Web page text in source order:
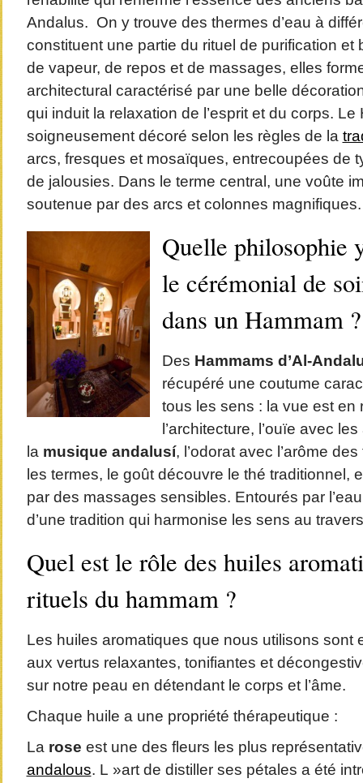
Andalus. On y trouve des thermes d’eau à
constituent une partie du rituel de purification et
de vapeur, de repos et de massages, elles
architectural caractérisé par une belle
qui induit la relaxation de l’esprit et du corps. Le
soigneusement décoré selon les règles de la
arcs, fresques et mosaïques, entrecoupées de
de jalousies. Dans le terme central, une voûte
soutenue par des arcs et colonnes magnifiques.
Quelle philosophie
le cérémonial de
dans un Hammam ?
Des Hammams d’Al-
récupéré une coutume
tous les sens : la vue est en
l’architecture, l’ouïe avec
la musique andalusí, l’odorat avec l’arôme
les termes, le goût découvre le thé traditionnel,
par des massages sensibles. Entourés par
d’une tradition qui harmonise les sens au
Quel est le rôle des huiles
rituels du hammam ?
Les huiles aromatiques que nous utilisons sont
aux vertus relaxantes, tonifiantes et
sur notre peau en détendant le corps et l’âme.
Chaque huile a une propriété thérapeutique :
La rose est une des fleurs les plus
andalous. L »art de distiller ses pétales a été